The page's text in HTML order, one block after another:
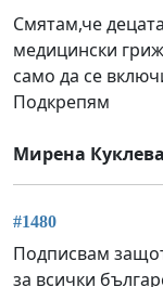
Смятам,че
медицински
само да се
Подкрепям
Мирена Куклева
#1480
Подписвам
за всички